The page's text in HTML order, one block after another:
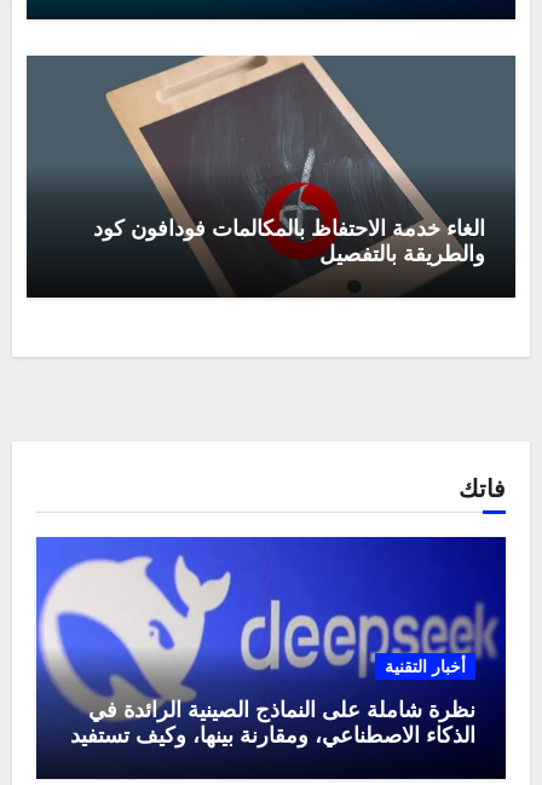
الغاء خدمة الاحتفاظ بالمكالمات فودافون كود
والطريقة بالتفصيل
فاتك
أخبار التقنية
نظرة شاملة على النماذج الصينية الرائدة في
الذكاء الاصطناعي، ومقارنة بينها، وكيف تستفيد